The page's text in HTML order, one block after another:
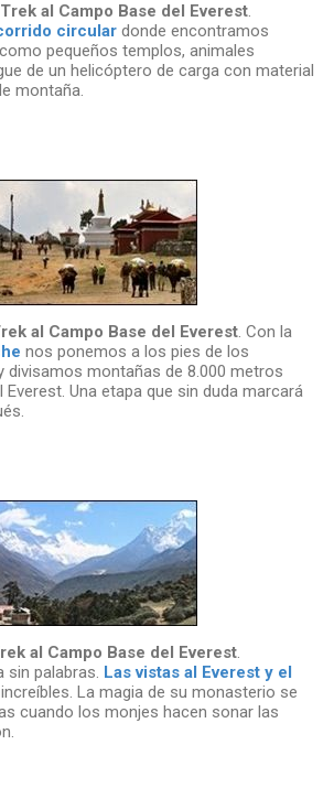
al Campo Base del Everest.
circular donde encontramos
pequeños templos, animales
de un helicóptero de carga con material
montaña.
al Campo Base del Everest. Con la
nos ponemos a los pies de los
divisamos montañas de 8.000 metros
Una etapa que sin duda marcará
al Campo Base del Everest.
sin palabras. Las vistas al Everest y el
La magia de su monasterio se
cuando los monjes hacen sonar las